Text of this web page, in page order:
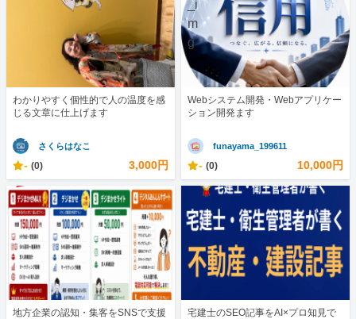
わかりやすく個性的で人の温度を感
じる文章に仕上げます
さくらはなこ
- (0) 3,000円
Webシステム開発・Webアプリケー
ション開発ます
funayama_199611
- (0) 10,000円
地方企業の認知・集客をSNSで支援
宅建士のSEO記事をAI×プロ知見で